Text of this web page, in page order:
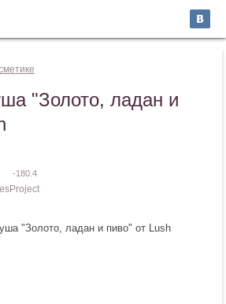
"Золото, ладан и
-180.4